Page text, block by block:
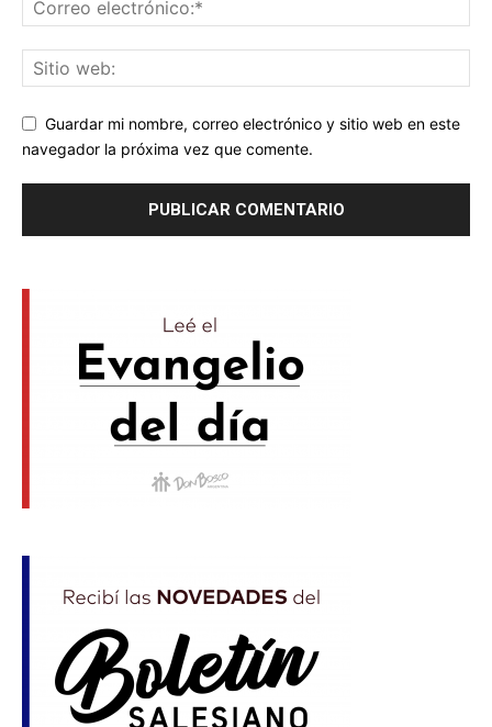
Guardar mi nombre, correo electrónico y sitio web en este
navegador la próxima vez que comente.